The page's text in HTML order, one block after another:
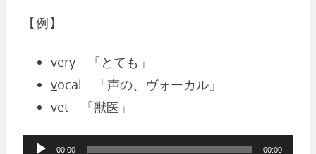
ヤ【例】
very 「とても」
vocal 「声の、ヴォーカル」
vet 「獣医」
00:00 00:00